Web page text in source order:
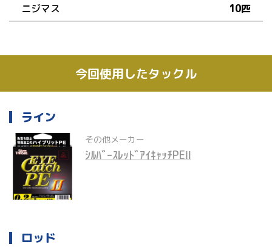
ニジマス 10匹
今回使用したタックル
ライン
その他メーカー
ｼﾙﾊﾞｰｽﾚｯﾄﾞｱｲｷｬｯﾁPEⅡ
ロッド